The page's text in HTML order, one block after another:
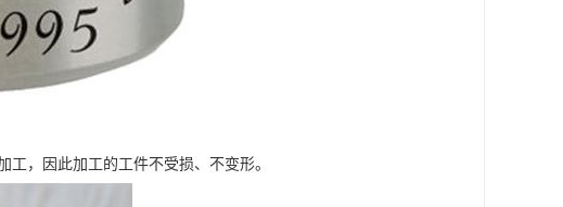
，因此加工的工件不受损、不变形。